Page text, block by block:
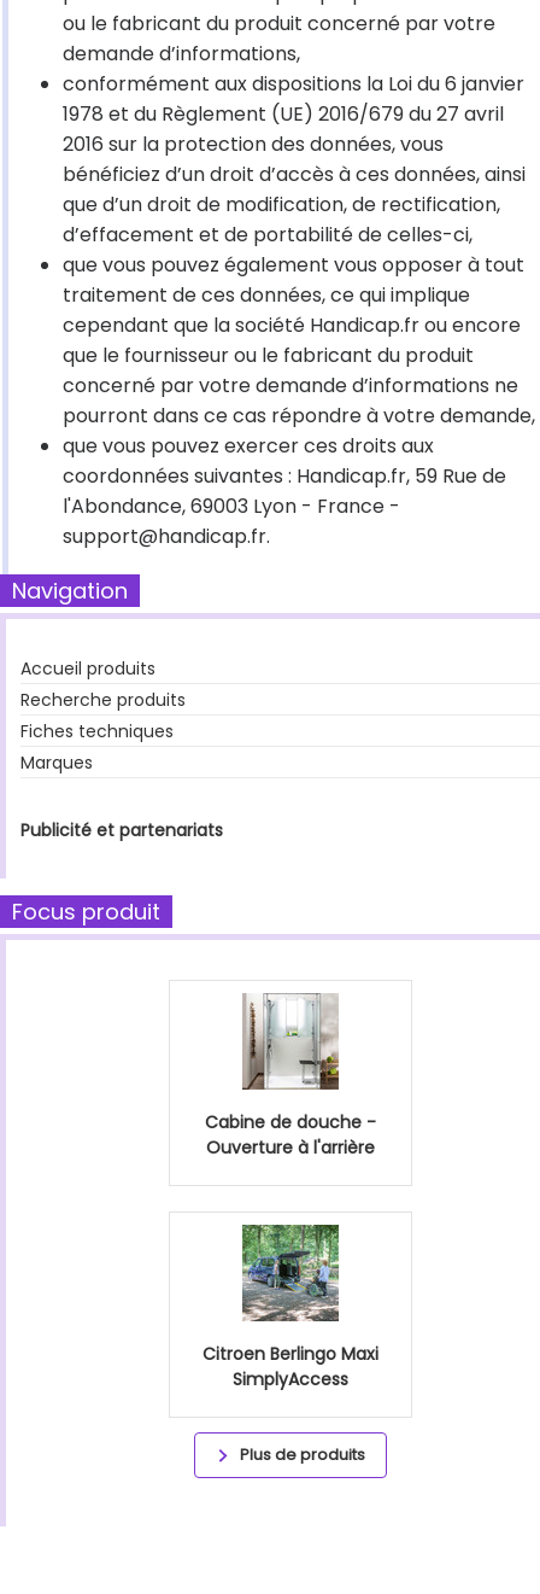
ou le fabricant du produit concerné par votre
demande d’informations,
conformément aux dispositions la Loi du 6 janvier
1978 et du Règlement (UE) 2016/679 du 27 avril
2016 sur la protection des données, vous
bénéficiez d’un droit d’accès à ces données, ainsi
que d’un droit de modification, de rectification,
d’effacement et de portabilité de celles-ci,
que vous pouvez également vous opposer à tout
traitement de ces données, ce qui implique
cependant que la société Handicap.fr ou encore
que le fournisseur ou le fabricant du produit
concerné par votre demande d’informations ne
pourront dans ce cas répondre à votre demande,
que vous pouvez exercer ces droits aux
coordonnées suivantes : Handicap.fr, 59 Rue de
l'Abondance, 69003 Lyon - France -
support@handicap.fr.
Navigation
Accueil produits
Recherche produits
Fiches techniques
Marques
Publicité et partenariats
Focus produit
Cabine de douche -
Ouverture à l'arrière
Citroen Berlingo Maxi
SimplyAccess
Plus de produits